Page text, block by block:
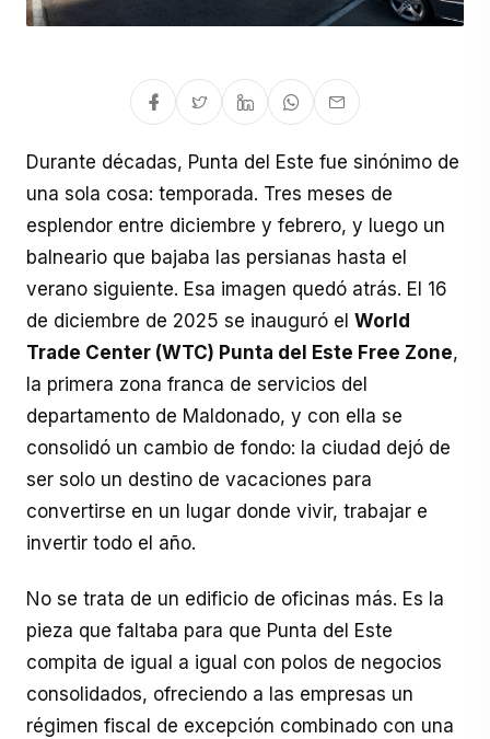
Durante décadas, Punta del Este fue sinónimo de
una sola cosa: temporada. Tres meses de
esplendor entre diciembre y febrero, y luego un
balneario que bajaba las persianas hasta el
verano siguiente. Esa imagen quedó atrás. El 16
de diciembre de 2025 se inauguró el World
Trade Center (WTC) Punta del Este Free Zone,
la primera zona franca de servicios del
departamento de Maldonado, y con ella se
consolidó un cambio de fondo: la ciudad dejó de
ser solo un destino de vacaciones para
convertirse en un lugar donde vivir, trabajar e
invertir todo el año.
No se trata de un edificio de oficinas más. Es la
pieza que faltaba para que Punta del Este
compita de igual a igual con polos de negocios
consolidados, ofreciendo a las empresas un
régimen fiscal de excepción combinado con una